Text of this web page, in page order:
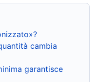
cambia
garantisce